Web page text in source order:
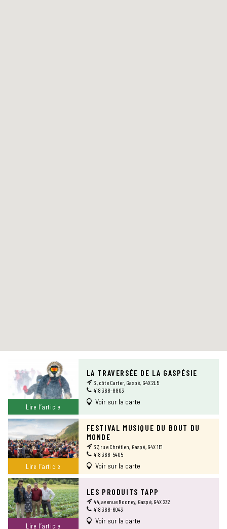
Lire l’article
LA TRAVERSÉE DE LA GASPÉSIE
3, côte Carter, Gaspé, G4X 2L5
418 368-8803
Voir sur la carte
Lire l’article
FESTIVAL MUSIQUE DU BOUT DU
MONDE
37, rue Chrétien, Gaspé, G4X 1E1
418 368-5405
Voir sur la carte
Lire l’article
LES PRODUITS TAPP
44, avenue Rooney, Gaspé, G4X 2Z2
418 368-6043
Voir sur la carte